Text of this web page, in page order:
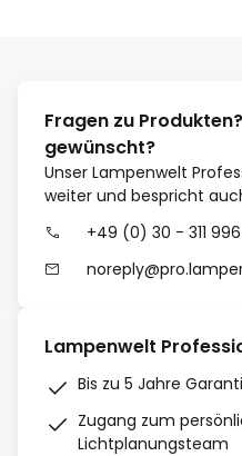
Fragen zu
gewünscht?
Unser Lampenwelt
weiter und bespricht
+49 (0) 30 - 311
Lampenwelt
Bis zu 5 Jahre
Zugang zum
Lichtplanungsteam